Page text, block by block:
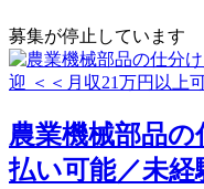
募集が停止しています
農業機械部品の
払い可能／未経